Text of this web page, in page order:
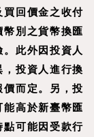
回價金之收付
別之貨幣換匯
此外因投資人
投資人進行換
而定。另，投
高於新臺幣匯
可能因受款行